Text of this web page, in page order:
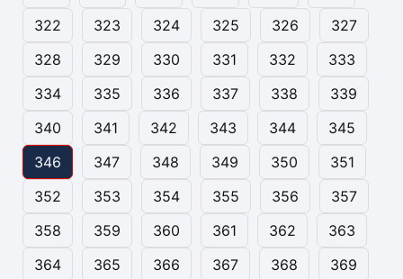
322
323 324 325 326
327
328
329 330 331 332
333
334
335 336 337 338
339
340
341 342 343 344
345
346
347 348 349 350
351
352
353 354 355 356
357
358
359 360 361 362
363
364
365 366 367 368 369